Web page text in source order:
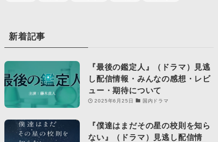
新着記事
『最後の鑑定人』（ドラマ）見逃
し配信情報・みんなの感想・レビ
ュー・期待について
2025年6月25日 国内ドラマ
『僕達はまだその星の校則を知ら
ない』（ドラマ）見逃し配信情